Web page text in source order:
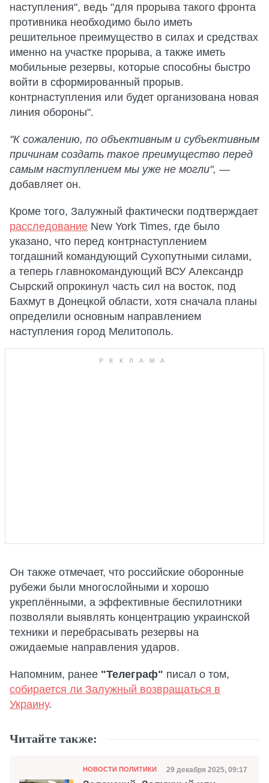
наступления", ведь "для прорыва такого фронта
противника необходимо было иметь
решительное преимущество в силах и средствах
именно на участке прорыва, а также иметь
мобильные резервы, которые способны быстро
войти в сформированный прорыв.
контрнаступления или будет организована новая
линия обороны".
"К сожалению, по объективным и субъективным
причинам создать такое преимущество перед
самым наступлением мы уже не могли", —
добавляет он.
Кроме того, Залужный фактически подтверждает
расследование New York Times, где было
указано, что перед контрнаступлением
тогдашний командующий Сухопутными силами,
а теперь главнокомандующий ВСУ Александр
Сырский опрокинул часть сил на восток, под
Бахмут в Донецкой области, хотя сначала планы
определили основным направлением
наступления город Мелитополь.
Он также отмечает, что российские оборонные
рубежи были многослойными и хорошо
укреплёнными, а эффективные беспилотники
позволяли выявлять концентрацию украинской
техники и перебрасывать резервы на
ожидаемые направления ударов.
Напомним, ранее "Телеграф" писал о том,
собирается ли Залужный возвращаться в
Украину.
Читайте также:
Категория
НОВОСТИ ПОЛИТИКИ Дата публикации
29 декабря 2025, 09:17